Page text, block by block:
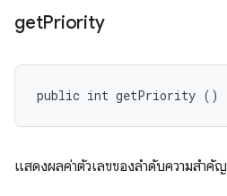
getPriority
public int getPriority ()
แสดงผลค่าตัวเลขของลำดับความสำคัญ